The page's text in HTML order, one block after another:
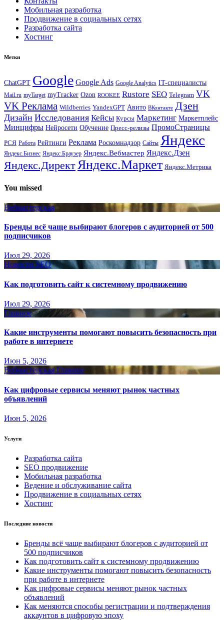
Мобильная разработка
Продвижение в социальных сетях
Разработка сайта
Хостинг
Метки
ChatGPT Google Google Ads Google Analytics IT-специалисты
Mail.ru myTarget myTracker Ozon ROOKEE Rustore SEO Telegram VK
VK Реклама Wildberries YandexGPT Авито ВКонтакте Дзен
Дизайн Исследования Кейсы Курсы Маркетинг Маркетплейс
Минцифры Нейросети Обучение Пресс-релизы ПромоСтраницы
РСЯ Работа Рейтинги Реклама Роскомнадзор Сайты Яндекс
Яндекс.Бизнес Яндекс.Браузер Яндекс.Вебмастер Яндекс.Дзен
Яндекс.ДиректЯндекс.Маркет Яндекс.Метрика
You missed
Вебмастерская
Бренды всё чаще выбирают блогеров с аудиторией от 500
подписчиков
Июл 29, 2026
Новости SEO
Как подготовить сайт к системному продвижению
Июл 29, 2026
Главное
Какие инструменты помогают повысить безопасность при
работе в интернете
Июн 5, 2026
Вебмастерская Главное
Как цифровые сервисы меняют рынок частных
объявлений
Июн 5, 2026
Услуги
Разработка сайта
SEO продвижение
Мобильная разработка
Ведение и обслуживание сайта
Продвижение в социальных сетях
Хостинг
Последние новости
Бренды всё чаще выбирают блогеров с аудиторией от
500 подписчиков
Как подготовить сайт к системному продвижению
Какие инструменты помогают повысить безопасность
при работе в интернете
Как цифровые сервисы меняют рынок частных
объявлений
Как меняются способы регистрации и подтверждения
аккаунтов в цифровую эпоху